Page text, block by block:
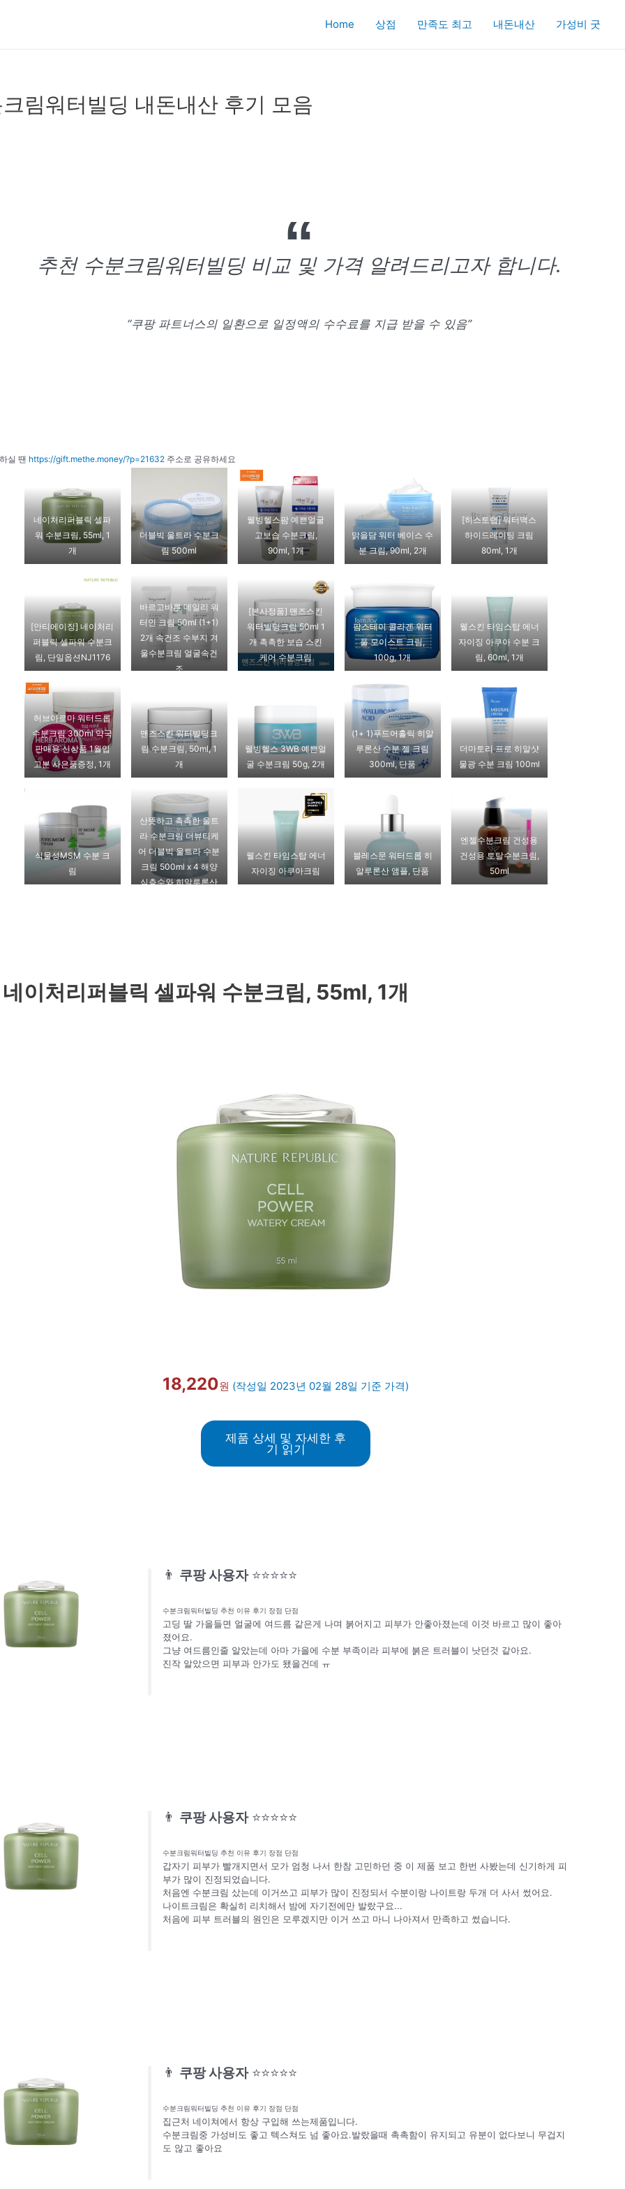
Home 상점 만족도 최고 내돈내산 가성비 굿
림워터빌딩 내돈내산 후기 모음
추천 수분크림워터빌딩 비교 및 가격 알려드리고자 합니다.
“쿠팡 파트너스의 일환으로 일정액의 수수료를 지급 받을 수 있음”
실 땐 https://gift.methe.money/?p=21632주소로 공유하세요
네이처리퍼블릭 셀파
워 수분크림, 55ml, 1
개
더블빅 울트라 수분크
림 500ml
웰빙헬스팜 예쁜얼굴
고보습 수분크림,
90ml, 1개
맑을담 워터 베이스 수
분 크림, 90ml, 2개
[히스토랩] 워터맥스
하이드레이팅 크림
80ml, 1개
[안티에이징] 네이처리
퍼블릭 셀파워 수분크
림, 단일옵션NJ1176
바르고바른 데일리 워
터인 크림 50ml (1+1)
2개 속건조 수부지 겨
울수분크림 얼굴속건
조
[본사정품] 맨즈스킨
워터빌딩크림 50ml 1
개 촉촉한 보습 스킨
케어 수분크림
팜스테이 콜라겐 워터
풀 모이스트 크림,
100g, 1개
웰스킨 타임스탑 에너
자이징 아쿠아 수분 크
림, 60ml, 1개
허브아로마 워터드롭
수분크림 300ml 약국
판매용 신상품 1월입
고분 사은품증정, 1개
맨즈스킨 워터빌딩크
림 수분크림, 50ml, 1
개
웰빙헬스 3WB 예쁜얼
굴 수분크림 50g, 2개
(1+ 1)푸드어홀릭 히알
루론산 수분 젤 크림
300ml, 단품
더마토리 프로 히알샷
물광 수분 크림 100ml
식물성MSM 수분 크
림
산뜻하고 촉촉한 울트
라 수분크림 더뷰티케
어 더블빅 울트라 수분
크림 500ml x 4 해양
심층수와 히알루론산
웰스킨 타임스탑 에너
자이징 아쿠아크림
블레스문 워터드롭 히
알루론산 앰플, 단품
엔젤수분크림 건성용
건성용 토탈수분크림,
50ml
네이처리퍼블릭 셀파워 수분크림, 55ml, 1개
18,220원 (작성일 2023년 02월 28일 기준 가격)
제품 상세 및 자세한 후
기 읽기
👨 쿠팡 사용자 ⭐⭐⭐⭐⭐
수분크림워터빌딩 추천 이유 후기 장점 단점
고딩 딸 가을들면 얼굴에 여드름 같은게 나며 붉어지고 피부가 안좋아졌는데 이것 바르고 많이 좋아
졌어요.
그냥 여드름인줄 알았는데 아마 가을에 수분 부족이라 피부에 붉은 트러블이 낫던것 같아요.
진작 알았으면 피부과 안가도 됐을건데 ㅠ
👨 쿠팡 사용자 ⭐⭐⭐⭐⭐
수분크림워터빌딩 추천 이유 후기 장점 단점
갑자기 피부가 빨개지면서 모가 엄청 나서 한참 고민하던 중 이 제품 보고 한번 사봤는데 신기하게 피
부가 많이 진정되었습니다.
처음엔 수분크림 샀는데 이거쓰고 피부가 많이 진정되서 수분이랑 나이트랑 두개 더 사서 썼어요.
나이트크림은 확실히 리치해서 밤에 자기전에만 발랐구요...
처음에 피부 트러블의 원인은 모루겠지만 이거 쓰고 마니 나아져서 만족하고 썼습니다.
👨 쿠팡 사용자 ⭐⭐⭐⭐⭐
수분크림워터빌딩 추천 이유 후기 장점 단점
집근처 네이쳐에서 항상 구입해 쓰는제품입니다.
수분크림중 가성비도 좋고 텍스쳐도 넘 좋아요.발랐을때 촉촉함이 유지되고 유분이 없다보니 무겁지
도 않고 좋아요